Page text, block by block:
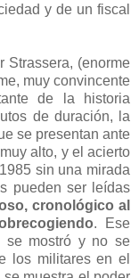
y de un fiscal
Strassera, (enorme
muy convincente
de la historia
de duración, la
se presentan ante
alto, y el acierto
sin una mirada
pueden ser leídas
cronológico al
. Ese
se mostró y no se
los militares en el